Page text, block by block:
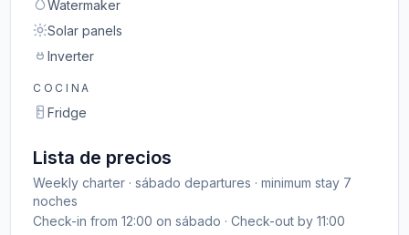
Watermaker
Solar panels
Inverter
COCINA
Fridge
Lista de precios
Weekly charter · sábado departures · minimum stay 7
noches
Check-in from 12:00 on sábado · Check-out by 11:00